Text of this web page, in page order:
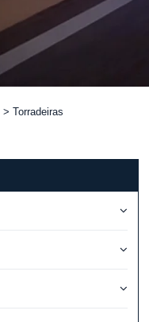
Torradeiras